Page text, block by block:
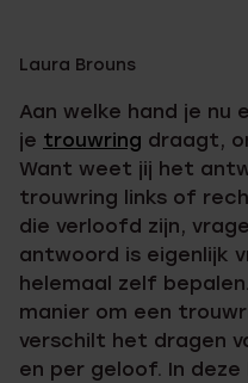
Laura Brouns
Aan welke hand je nu
je trouwring draagt,
Want weet jij het
trouwring links of
die verloofd zijn,
antwoord is eigenlijk
helemaal zelf
manier om een
verschilt het dragen
en per geloof. In